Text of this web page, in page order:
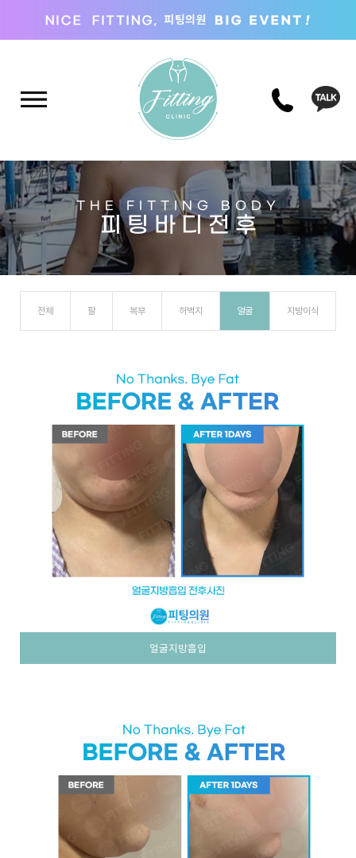
THE FITTING BODY
피 팅 바 디 전 후
전체 팔 복부 허벅지 얼굴 지방이식
얼굴지방흡입